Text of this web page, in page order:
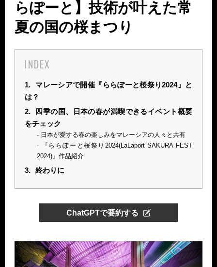
らぽーと】技術が叶えた常
夏の国の桜まつり
INDEX
1.
マレーシアで開催『ららぽーと桜祭り2024』と
は？
2.
四季の国、日本の春が満喫できるイベント概要
をチェック
日本が愛する春の楽しみをマレーシアの人々と共有
『ららぽーと桜祭り2024(LaLaport SAKURA FEST
2024)』作品紹介
3. 終わりに
ChatGPTで要約する